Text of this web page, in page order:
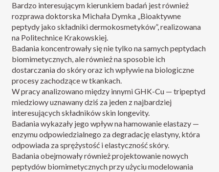
Bardzo interesującym kierunkiem badań jest również
rozprawa doktorska Michała Dymka „Bioaktywne
peptydy jako składniki dermokosmetyków”, realizowana
na Politechnice Krakowskiej.
Badania koncentrowały się nie tylko na samych peptydach
biomimetycznych, ale również na sposobie ich
dostarczania do skóry oraz ich wpływie na biologiczne
procesy zachodzące w tkankach.
W pracy analizowano między innymi GHK-Cu — tripeptyd
miedziowy uznawany dziś za jeden z najbardziej
interesujących składników skin longevity.
Badania wykazały jego wpływ na hamowanie elastazy —
enzymu odpowiedzialnego za degradację elastyny, która
odpowiada za sprężystość i elastyczność skóry.
Badania obejmowały również projektowanie nowych
peptydów biomimetycznych przy użyciu modelowania